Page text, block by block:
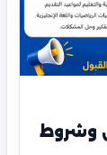
وشروط